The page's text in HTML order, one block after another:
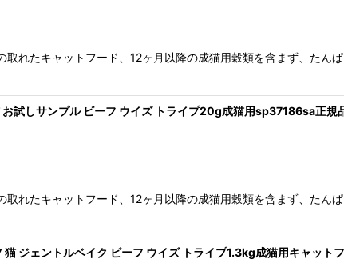
れたキャットフード、12ヶ月以降の成猫用穀類を含まず、たん
試しサンプル ビーフ ウイズ トライプ20g成猫用sp37186sa正規
れたキャットフード、12ヶ月以降の成猫用穀類を含まず、たん
ジェントルベイク ビーフ ウイズ トライプ1.3kg成猫用キャット